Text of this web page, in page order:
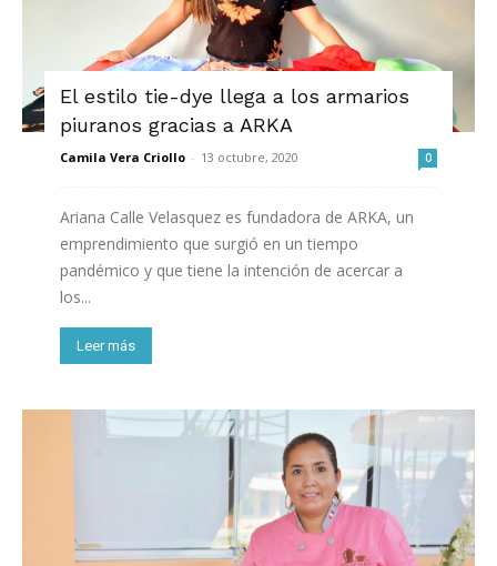
El estilo tie-dye llega a los armarios
piuranos gracias a ARKA
Camila Vera Criollo - 13 octubre, 2020 0
Ariana Calle Velasquez es fundadora de ARKA, un
emprendimiento que surgió en un tiempo
pandémico y que tiene la intención de acercar a
los...
Leer más